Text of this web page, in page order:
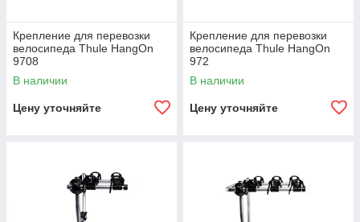
Крепление для перевозки
велосипеда Thule HangOn
9708
В наличии
Цену уточняйте
Крепление для перевозки
велосипеда Thule HangOn
972
В наличии
Цену уточняйте